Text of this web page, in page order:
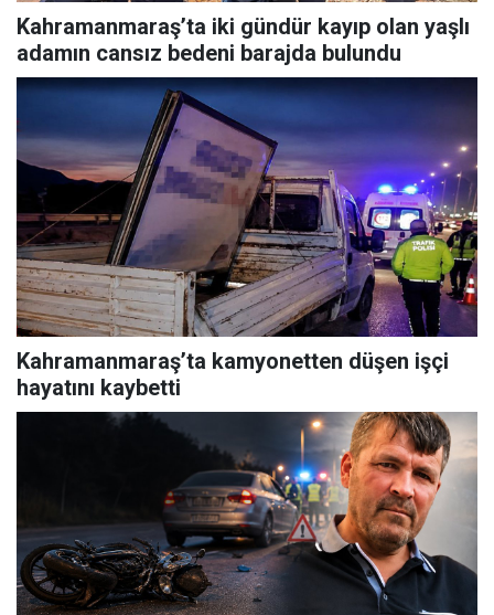
Kahramanmaraş’ta iki gündür kayıp olan yaşlı
adamın cansız bedeni barajda bulundu
Kahramanmaraş’ta kamyonetten düşen işçi
hayatını kaybetti